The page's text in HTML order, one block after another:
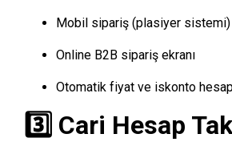
Mobil sipariş (plasiyer sistemi)
Online B2B sipariş ekranı
Otomatik fiyat ve iskonto
3️⃣ Cari Hesap